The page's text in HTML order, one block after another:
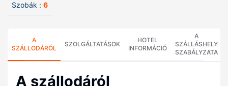
Szobák : 6
A
SZÁLLODÁRÓL
SZOLGÁLTATÁSOK
HOTEL
INFORMÁCIÓ
A
SZÁLLÁSHELY
SZABÁLYZATA
A szállodáról